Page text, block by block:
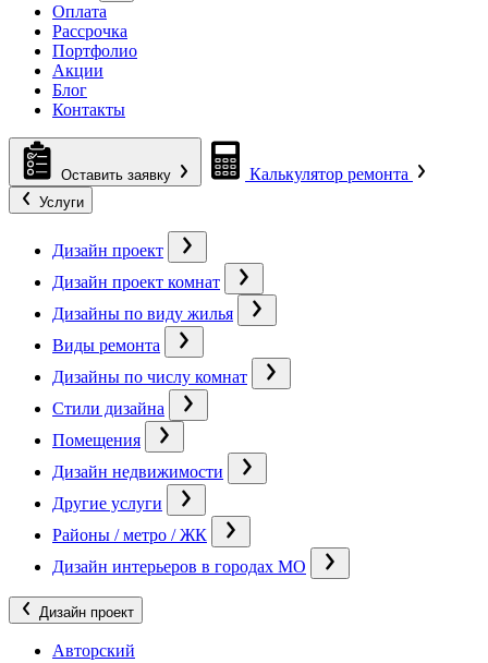
Оплата
Рассрочка
Портфолио
Акции
Блог
Контакты
Оставить заявку Калькулятор ремонта
Услуги
Дизайн проект
Дизайн проект комнат
Дизайны по виду жилья
Виды ремонта
Дизайны по числу комнат
Стили дизайна
Помещения
Дизайн недвижимости
Другие услуги
Районы / метро / ЖК
Дизайн интерьеров в городах МО
Дизайн проект
Авторский